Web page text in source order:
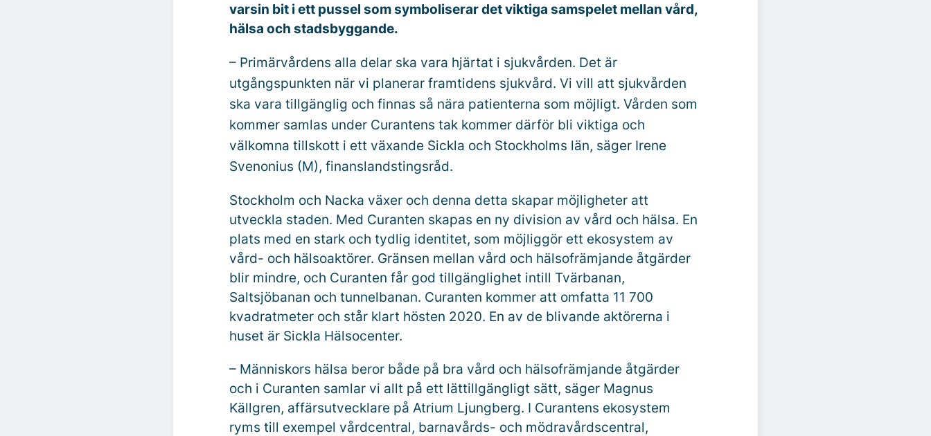
varsin bit i ett pussel som symboliserar det viktiga samspelet mellan vård,
hälsa och stadsbyggande.
– Primärvårdens alla delar ska vara hjärtat i sjukvården. Det är
utgångspunkten när vi planerar framtidens sjukvård. Vi vill att sjukvården
ska vara tillgänglig och finnas så nära patienterna som möjligt. Vården som
kommer samlas under Curantens tak kommer därför bli viktiga och
välkomna tillskott i ett växande Sickla och Stockholms län, säger Irene
Svenonius (M), finanslandstingsråd.
Stockholm och Nacka växer och denna detta skapar möjligheter att
utveckla staden. Med Curanten skapas en ny division av vård och hälsa. En
plats med en stark och tydlig identitet, som möjliggör ett ekosystem av
vård- och hälsoaktörer. Gränsen mellan vård och hälsofrämjande åtgärder
blir mindre, och Curanten får god tillgänglighet intill Tvärbanan,
Saltsjöbanan och tunnelbanan. Curanten kommer att omfatta 11 700
kvadratmeter och står klart hösten 2020. En av de blivande aktörerna i
huset är Sickla Hälsocenter.
– Människors hälsa beror både på bra vård och hälsofrämjande åtgärder
och i Curanten samlar vi allt på ett lättillgängligt sätt, säger Magnus
Källgren, affärsutvecklare på Atrium Ljungberg. I Curantens ekosystem
ryms till exempel vårdcentral, barnavårds- och mödravårdscentral,